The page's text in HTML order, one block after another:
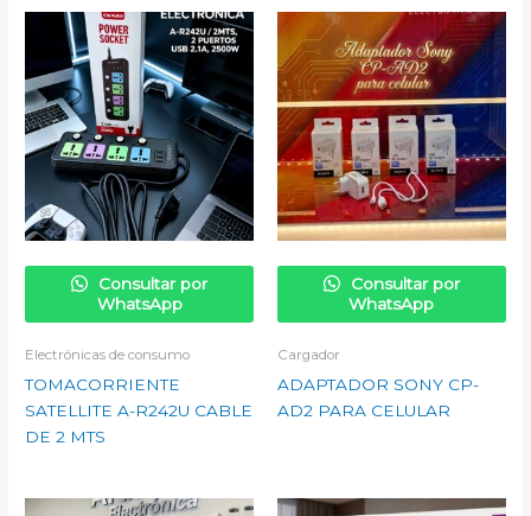
Consultar por
WhatsApp
Electrónicas de consumo
TOMACORRIENTE
SATELLITE A-R242U CABLE
DE 2 MTS
Consultar por
WhatsApp
Cargador
ADAPTADOR SONY CP-
AD2 PARA CELULAR